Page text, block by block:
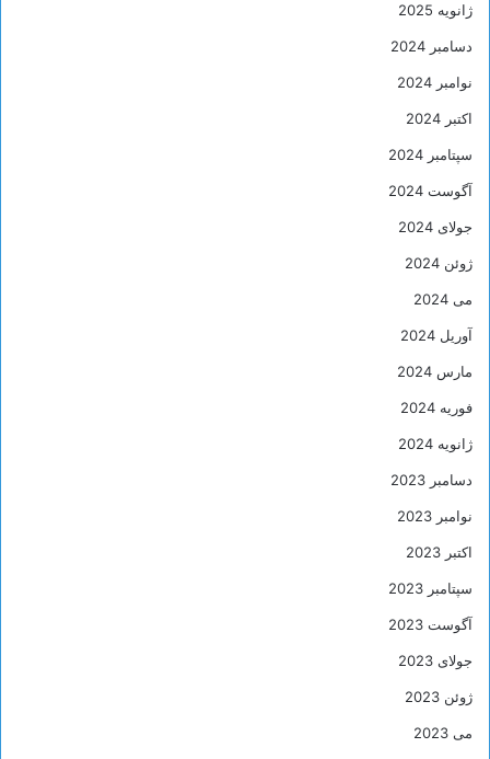
ژانویه 2025
دسامبر 2024
نوامبر 2024
اکتبر 2024
سپتامبر 2024
آگوست 2024
جولای 2024
ژوئن 2024
می 2024
آوریل 2024
مارس 2024
فوریه 2024
ژانویه 2024
دسامبر 2023
نوامبر 2023
اکتبر 2023
سپتامبر 2023
آگوست 2023
جولای 2023
ژوئن 2023
می 2023